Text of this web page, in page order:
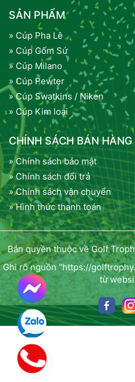
SẢN PHẨM
» Cúp Pha Lê
» Cúp Gốm Sứ
» Cúp Milano
» Cúp Pewter
» Cúp Swatkins / Niken
» Cúp Kim loại
CHÍNH SÁCH BÁN HÀNG
» Chính sách bảo mật
» Chính sách đổi trả
» Chính sách vận chuyển
» Hình thức thanh toán
Bản quyền thuộc về Golf
Ghi rõ nguồn "https://
từ